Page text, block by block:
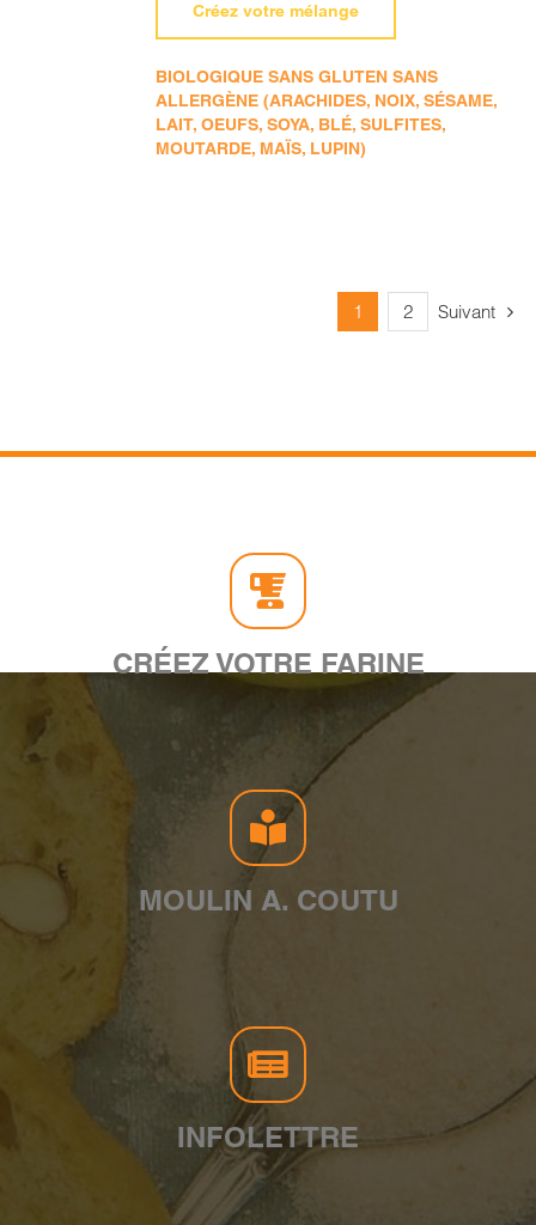
Créez votre mélange
BIOLOGIQUE SANS GLUTEN SANS
ALLERGÈNE (ARACHIDES, NOIX, SÉSAME,
LAIT, OEUFS, SOYA, BLÉ, SULFITES,
MOUTARDE, MAÏS, LUPIN)
1 2 Suivant
CRÉEZ VOTRE FARINE
MOULIN A. COUTU
INFOLETTRE